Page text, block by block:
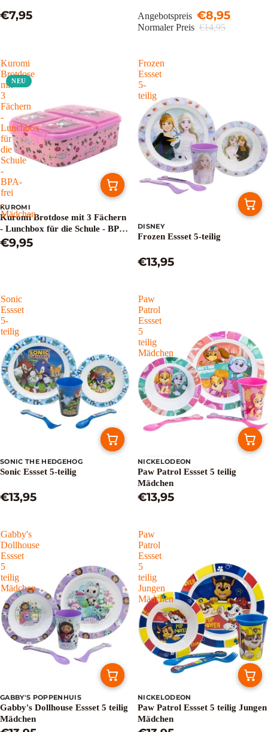
€7,95 Angebotspreis €8,95
Normaler Preis €14,95
Kuromi
Brotdose
mit
3
Fächern
-
Lunchbox
für
die
Schule
-
BPA-
frei
-
Mädchen
NEU
KUROMI
Kuromi Brotdose mit 3 Fächern
- Lunchbox für die Schule - BPA-
frei - Mädchen
€9,95
Frozen
Essset
5-
teilig
DISNEY
Frozen Essset 5-teilig
€13,95
Sonic
Essset
5-
teilig
SONIC THE HEDGEHOG
Sonic Essset 5-teilig
€13,95
Paw
Patrol
Essset
5
teilig
Mädchen
Ausverkauft
NICKELODEON
Paw Patrol Essset 5 teilig
Mädchen
€13,95
Gabby's
Dollhouse
Essset
5
teilig
Mädchen
Ausverkauft
GABBY'S POPPENHUIS
Gabby's Dollhouse Essset 5 teilig
Mädchen
Paw
Patrol
Essset
5
teilig
Jungen
Mädchen
NICKELODEON
Paw Patrol Essset 5 teilig Jungen
Mädchen